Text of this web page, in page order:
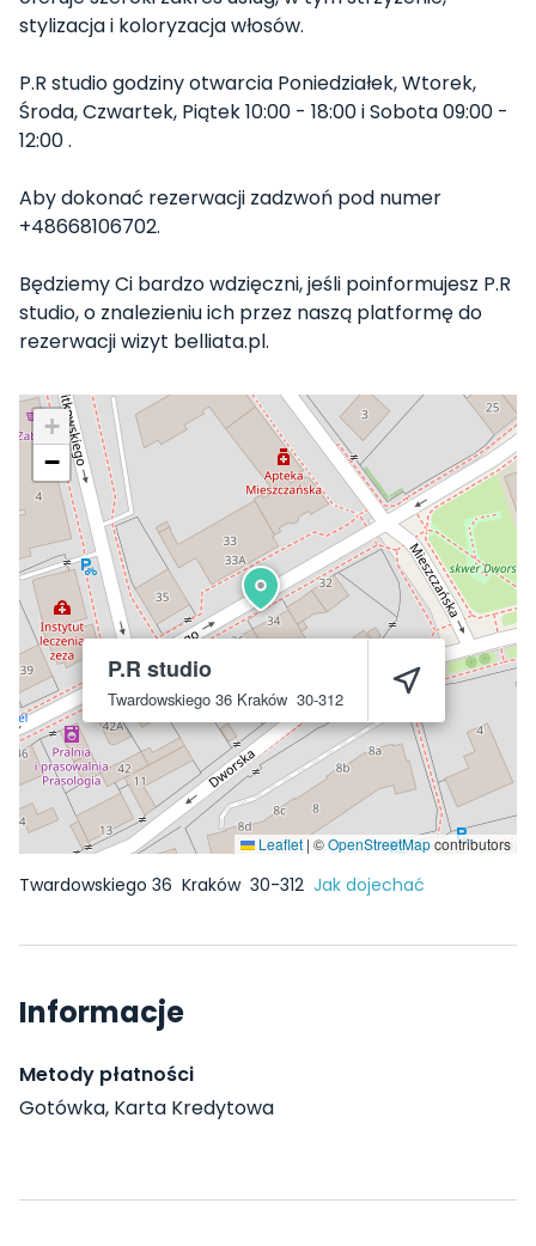
stylizacja i koloryzacja włosów.
P.R studio godziny otwarcia Poniedziałek, Wtorek,
Środa, Czwartek, Piątek 10:00 - 18:00 i Sobota 09:00 -
12:00 .
Aby dokonać rezerwacji zadzwoń pod numer
+48668106702.
Będziemy Ci bardzo wdzięczni, jeśli poinformujesz P.R
studio, o znalezieniu ich przez naszą platformę do
rezerwacji wizyt belliata.pl.
P.R studio
Twardowskiego 36 Kraków 30-312
+
−
Leaflet | ©OpenStreetMapcontributors
Twardowskiego 36 Kraków 30-312 Jak dojechać
Informacje
Metody płatności
Gotówka, Karta Kredytowa